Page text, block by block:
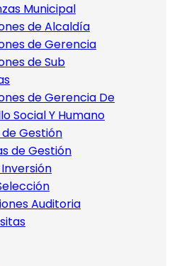
Municipal
de Alcaldía
de Gerencia
de Sub
de Gerencia De
Social Y Humano
Gestión
de Gestión
Auditoria